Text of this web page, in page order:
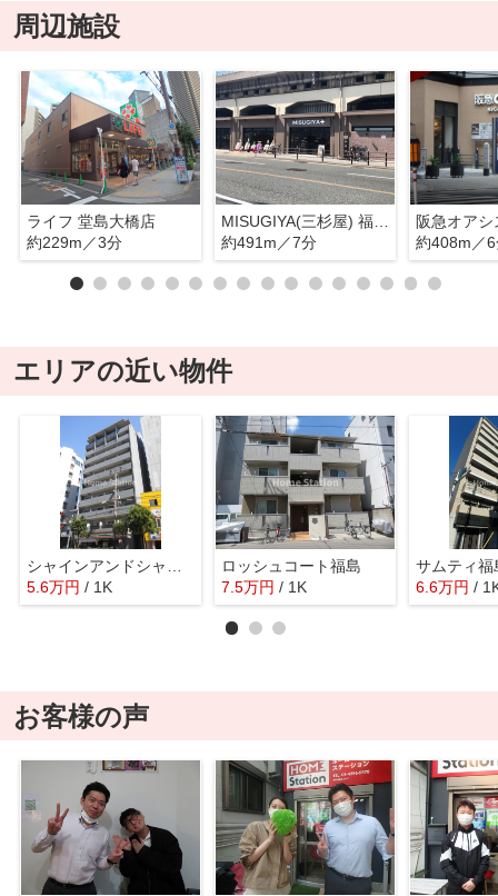
周辺施設
ライフ 堂島大橋店
約229m／3分
MISUGIYA(三杉屋) 福島店
約491m／7分
約408m／
エリアの近い物件
シャインアンドシャイン55
5.6万円 / 1K
ロッシュコート福島
7.5万円 / 1K
サムティ福
6.6万円 /
お客様の声